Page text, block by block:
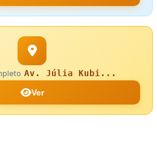
Av. Júlia Kubi...
Ver